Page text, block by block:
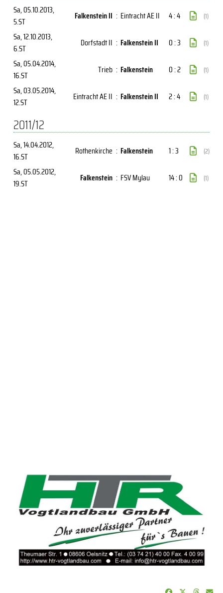
Sa, 05.10.2013,
5.ST
Falkenstein II : Eintracht AE II 4 : 4 (1)
Sa, 12.10.2013,
6.ST
Dorfstadt II : Falkenstein II 0 : 3 (1)
Sa, 05.04.2014,
16.ST
Trieb : Falkenstein 0 : 2 (1)
Sa, 03.05.2014,
12.ST
Eintracht AE II : Falkenstein II 2 : 4 (1)
2011/12
Sa, 14.04.2012,
16.ST
Rothenkirche : Falkenstein 1 : 3 (2)
Sa, 05.05.2012,
19.ST
Falkenstein : FSV Mylau 14 : 0 (1)